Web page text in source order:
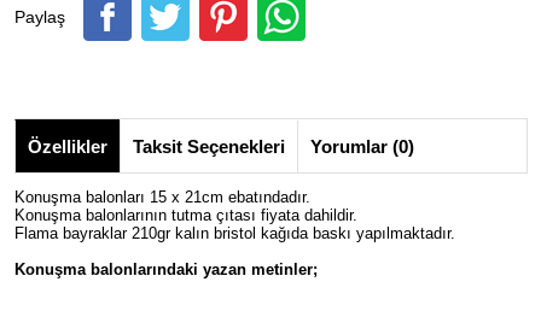
Paylaş
Özellikler Taksit Seçenekleri Yorumlar (0)
Konuşma balonları 15 x 21cm ebatındadır.
Konuşma balonlarının tutma çıtası fiyata dahildir.
Flama bayraklar 210gr kalın bristol kağıda baskı yapılmaktadır.
Konuşma balonlarındaki yazan metinler;